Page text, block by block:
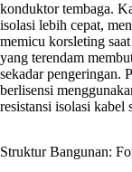
konduktor tembaga.
isolasi lebih cepat,
memicu korsleting
yang terendam
sekadar pengeringan.
berlisensi
resistansi isolasi
Struktur Bangunan: